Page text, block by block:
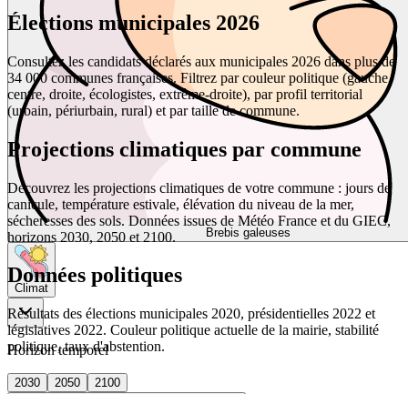
Brebis galeuses
Climat
Horizon temporel
2030 2050
2100
Élections municipales 2026
Consultez les candidats déclarés aux municipales 2026 dans plus de
34 000 communes françaises. Filtrez par couleur politique (gauche,
centre, droite, écologistes, extrême-droite), par profil territorial
(urbain, périurbain, rural) et par taille de commune.
Projections climatiques par commune
Découvrez les projections climatiques de votre commune : jours de
canicule, température estivale, élévation du niveau de la mer,
sécheresses des sols. Données issues de Météo France et du GIEC,
horizons 2030, 2050 et 2100.
Données politiques
Résultats des élections municipales 2020, présidentielles 2022 et
législatives 2022. Couleur politique actuelle de la mairie, stabilité
politique, taux d'abstention.